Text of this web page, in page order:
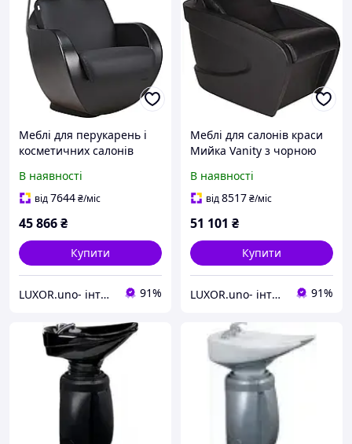
Меблі для перукарень і
косметичних салонів
чорна
В наявності
від7644₴/міс
45 866₴
Купити
LUXOR.uno- інтернет магазин 91%
Меблі для салонів краси
Мийка Vanity з чорною
В наявності
від8517₴/міс
51 101 ₴
Купити
LUXOR.uno- інтернет магазин 91%